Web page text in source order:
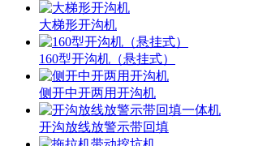
大梯形开沟机
160型开沟机（悬挂式）
侧开中开两用开沟机
开沟放线放警示带回填